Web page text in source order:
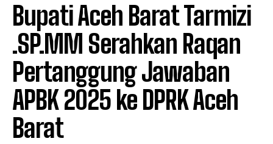
Bupati Aceh Barat Tarmizi
.SP.MM Serahkan Raqan
Pertanggung Jawaban
APBK 2025 ke DPRK Aceh
Barat